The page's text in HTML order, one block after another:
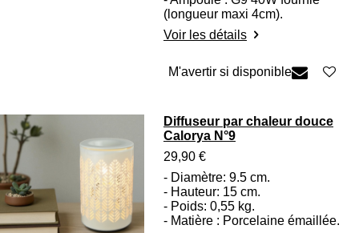
(longueur maxi 4cm).
Voir les détails
M'avertir si disponible
Diffuseur par chaleur douce
Calorya N°9
29,90 €
- Diamètre: 9.5 cm.
- Hauteur: 15 cm.
- Poids: 0,55 kg.
- Matière : Porcelaine émaillée.